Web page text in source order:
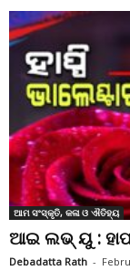
ଆମ ସଂସ୍କୃତି, କଳା ଓ ଐତିହ୍ୟ
ଆଇ ଲଭ୍ ୟୁ :
Debadatta Rath -